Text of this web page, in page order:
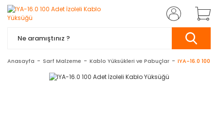
Anasayfa Sarf Malzeme Kablo Yüksükleri ve Pabuçlar IYA-16.0 100